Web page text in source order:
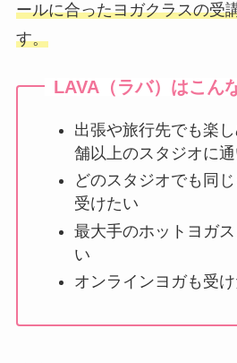
ールに合ったヨガクラスの受
す。
LAVA（ラバ）はこん
出張や旅行先でも楽
舗以上のスタジオに
どのスタジオでも同
受けたい
最大手のホットヨガ
い
オンラインヨガも受